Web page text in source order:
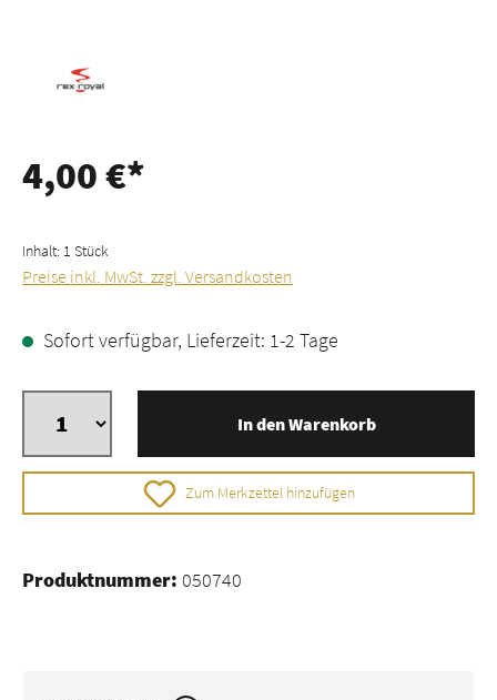
4,00 €*
Inhalt: 1 Stück
Preise inkl. MwSt. zzgl. Versandkosten
Sofort verfügbar, Lieferzeit: 1-2 Tage
In den Warenkorb
Zum Merkzettel hinzufügen
Produktnummer: 050740